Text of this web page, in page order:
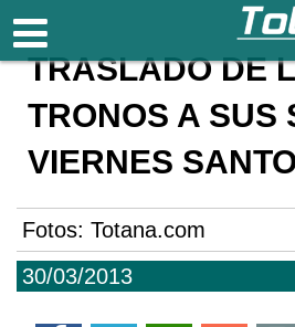
Totana.com
30/03/2013
TRASLADO DE
TRONOS A SUS
VIERNES
Fotos: Totana.com